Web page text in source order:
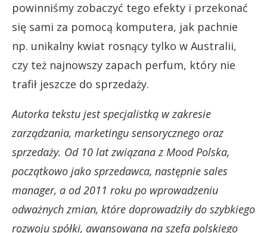
powinniśmy zobaczyć tego efekty i przekonać
się sami za pomocą komputera, jak pachnie
np. unikalny kwiat rosnący tylko w Australii,
czy też najnowszy zapach perfum, który nie
trafił jeszcze do sprzedaży.
Autorka tekstu jest specjalistką w zakresie
zarządzania, marketingu sensorycznego oraz
sprzedaży. Od 10 lat związana z Mood Polska,
początkowo jako sprzedawca, następnie sales
manager, a od 2011 roku po wprowadzeniu
odważnych zmian, które doprowadziły do szybkiego
rozwoju spółki, awansowana na szefa polskiego